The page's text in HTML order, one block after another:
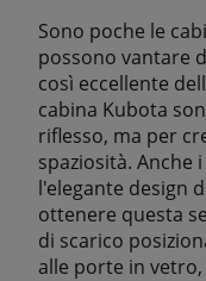
Sono poche le
possono vantare
così eccellente
cabina Kubota
riflesso, ma per
spaziosità. Anche
l'elegante design
ottenere questa
di scarico
alle porte in